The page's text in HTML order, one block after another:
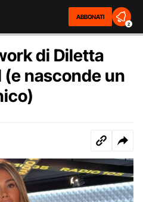
ABBONATI
2
di Diletta
(e nasconde un